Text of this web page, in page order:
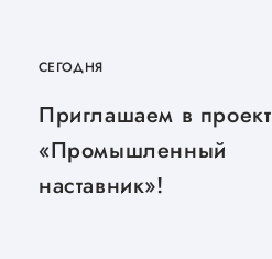
СЕГОДНЯ
Приглашаем в проект
«Промышленный
наставник»!